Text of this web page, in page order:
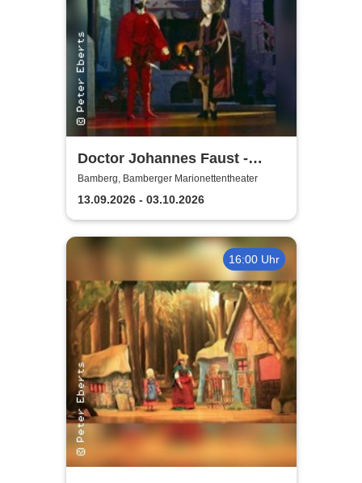
Doctor Johannes Faust -
Bamberger
Marionettentheater
Bamberg, Bamberger Marionettentheater
13.09.2026 - 03.10.2026
16:00 Uhr